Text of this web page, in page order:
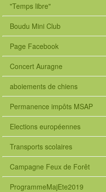
"Temps libre"
Boudu Mini Club
Page Facebook
Concert Auragne
aboiements de chiens
Permanence impôts MSAP
Elections européennes
Transports scolaires
Campagne Feux de Forêt
ProgrammeMajEte2019